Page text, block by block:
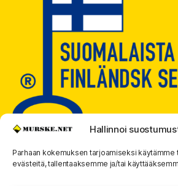
Hallinnoi
Parhaan kokemuksen tarjoamiseksi
evästeitä, tallentaaksemme ja/tai